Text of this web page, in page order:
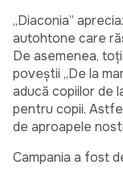
„Diaconia”
autohtone care
De asemenea,
poveștii „De la
aducă copiilor de
pentru copii.
de aproapele
Campania a fost